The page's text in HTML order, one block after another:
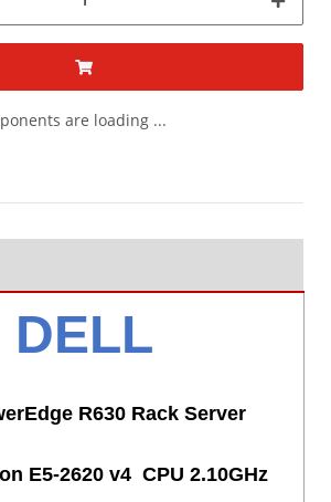
are loading ...
DELL
R630 Rack Server
E5-2620 v4 CPU 2.10GHz